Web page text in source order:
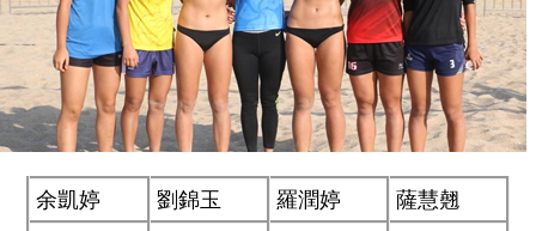
余凱婷 劉錦玉 羅潤婷
薩慧翹